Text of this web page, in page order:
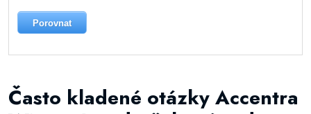
Porovnat
Často kladené otázky Accentra